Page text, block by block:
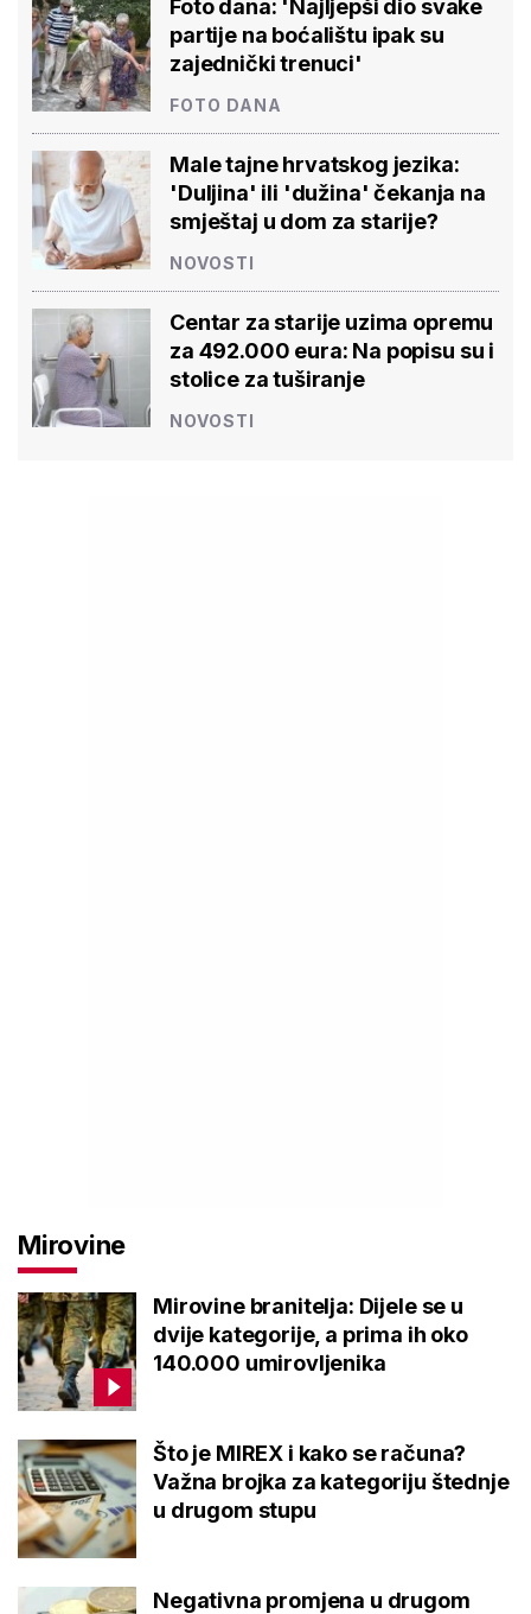
Foto dana: 'Najljepši dio svake
partije na boćalištu ipak su
zajednički trenuci'
FOTO DANA
Male tajne hrvatskog jezika:
'Duljina' ili 'dužina' čekanja na
smještaj u dom za starije?
NOVOSTI
Centar za starije uzima opremu
za 492.000 eura: Na popisu su i
stolice za tuširanje
NOVOSTI
Mirovine
Mirovine branitelja: Dijele se u
dvije kategorije, a prima ih oko
140.000 umirovljenika
Što je MIREX i kako se računa?
Važna brojka za kategoriju štednje
u drugom stupu
Negativna promjena u drugom